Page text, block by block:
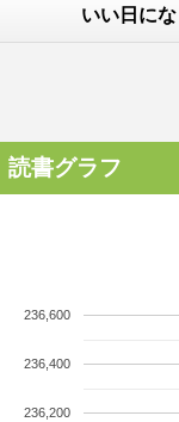
いい日に
読書グラフ
236,200
236,400
236,600